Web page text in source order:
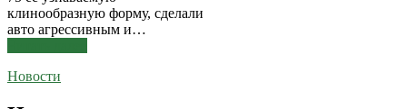
клинообразную форму, сделали
авто агрессивным и…
Новости